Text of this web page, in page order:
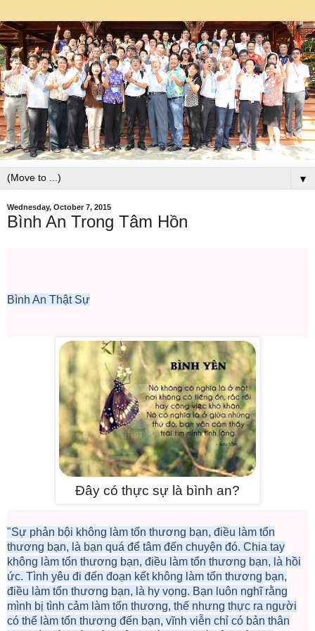
▼
Wednesday, October 7, 2015
Bình An Trong Tâm Hồn
Bình An Thật Sự
Đây có thực sự là bình an?
"Sự phản bội không làm tổn thương bạn, điều làm tổn
thương bạn, là bạn quá để tâm đến chuyện đó. Chia tay
không làm tổn thương bạn, điều làm tổn thương bạn, là hồi
ức. Tình yêu đi đến đoạn kết không làm tổn thương bạn,
điều làm tổn thương bạn, là hy vọng. Bạn luôn nghĩ rằng
mình bị tình cảm làm tổn thương, thế nhưng thực ra người
có thể làm tổn thương đến bạn, vĩnh viễn chỉ có bản thân